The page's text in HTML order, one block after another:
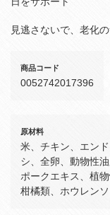
見逃さないで、老化
商品コード
0052742017396
原材料
米、チキン、エン
シ、全卵、動物性
ポークエキス、植
柑橘類、ホウレン